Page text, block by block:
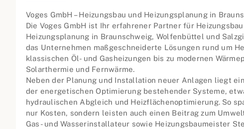
Voges GmbH – Heizungsbau und Heizungsplanung in
Die Voges GmbH ist Ihr erfahrener Partner für
Heizungsplanung in Braunschweig, Wolfenbüttel und
das Unternehmen maßgeschneiderte Lösungen rund um
klassischen Öl- und Gasheizungen bis zu modernen
Solarthermie und Fernwärme.
Neben der Planung und Installation neuer Anlagen liegt
der energetischen Optimierung bestehender Systeme,
hydraulischen Abgleich und Heizflächenoptimierung. So
nur Kosten, sondern leisten auch einen Beitrag zum
Gas- und Wasserinstallateur sowie Heizungsbaumeister